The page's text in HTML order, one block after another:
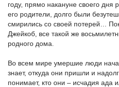
году, прямо накануне своего дня
его родители, долго были
смирились со своей потерей…
Джейкоб, все такой же
родного дома.
Во всем мире умершие люди
знает, откуда они пришли и
понимает, кто они – исчадия ада